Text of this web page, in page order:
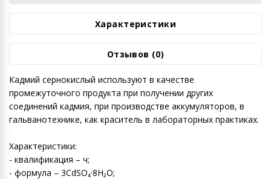
Характеристики
Отзывов (0)
Кадмий сернокислый используют в качестве
промежуточного продукта при получении других
соединений кадмия, при производстве аккумуляторов, в
гальванотехнике, как краситель в лабораторных практиках.
Характеристики:
- квалификация – ч;
- формула – 3CdSO₄·8H₂O;